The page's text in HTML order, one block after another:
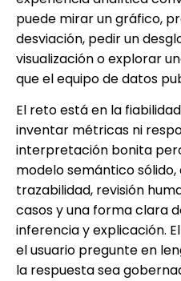
puede mirar un gráfico,
desviación, pedir un
visualización o explorar
que el equipo de datos
El reto está en la
inventar métricas ni
interpretación bonita
modelo semántico
trazabilidad, revisión
casos y una forma clara
inferencia y explicación.
el usuario pregunte en
la respuesta sea